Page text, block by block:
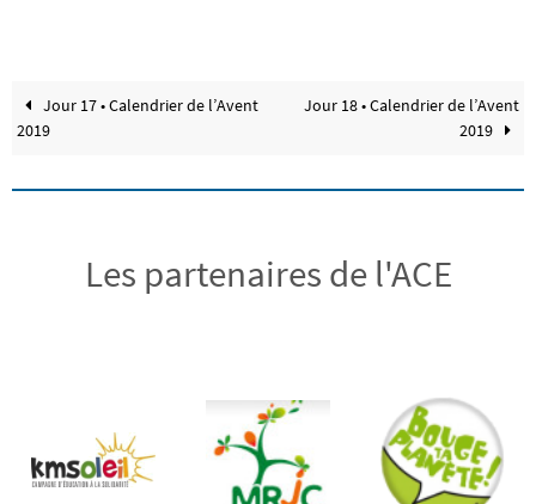
Jour 17 • Calendrier de l’Avent
2019
Jour 18 • Calendrier de l’Avent
2019
Les partenaires de l'ACE